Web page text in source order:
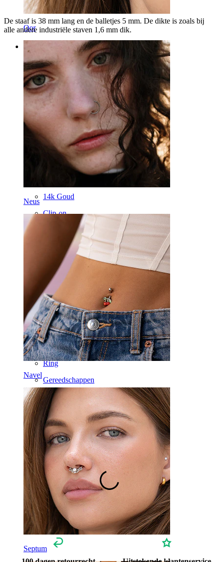
Oor
Neus
Navel
Septum
De staaf is 38 mm lang en de balletjes 5 mm. De dikte is zoals bij
alle andere industriële staven 1,6 mm dik.
Categorieën
Navel
Lip
Tepel
Industrial
Helix
14k Goud
Clip-on
Tragus
Recht staafje
Rook
Daith
Hoefijzer
Ring
Gereedschappen
Gebogen staafje
Oorlel
Titanium